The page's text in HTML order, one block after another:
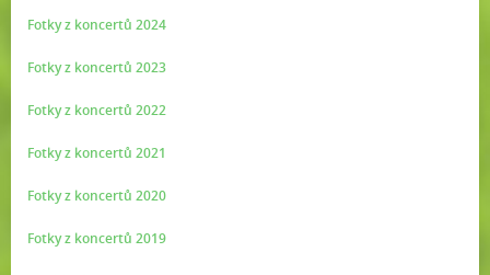
Fotky z koncertů 2024
Fotky z koncertů 2023
Fotky z koncertů 2022
Fotky z koncertů 2021
Fotky z koncertů 2020
Fotky z koncertů 2019